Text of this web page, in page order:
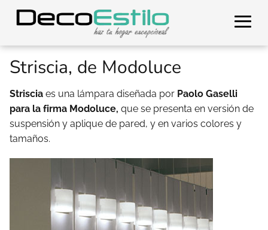
Striscia, de Modoluce
Striscia es una lámpara diseñada por Paolo Gaselli
para la firma Modoluce, que se presenta en versión de
suspensión y aplique de pared, y en varios colores y
tamaños.